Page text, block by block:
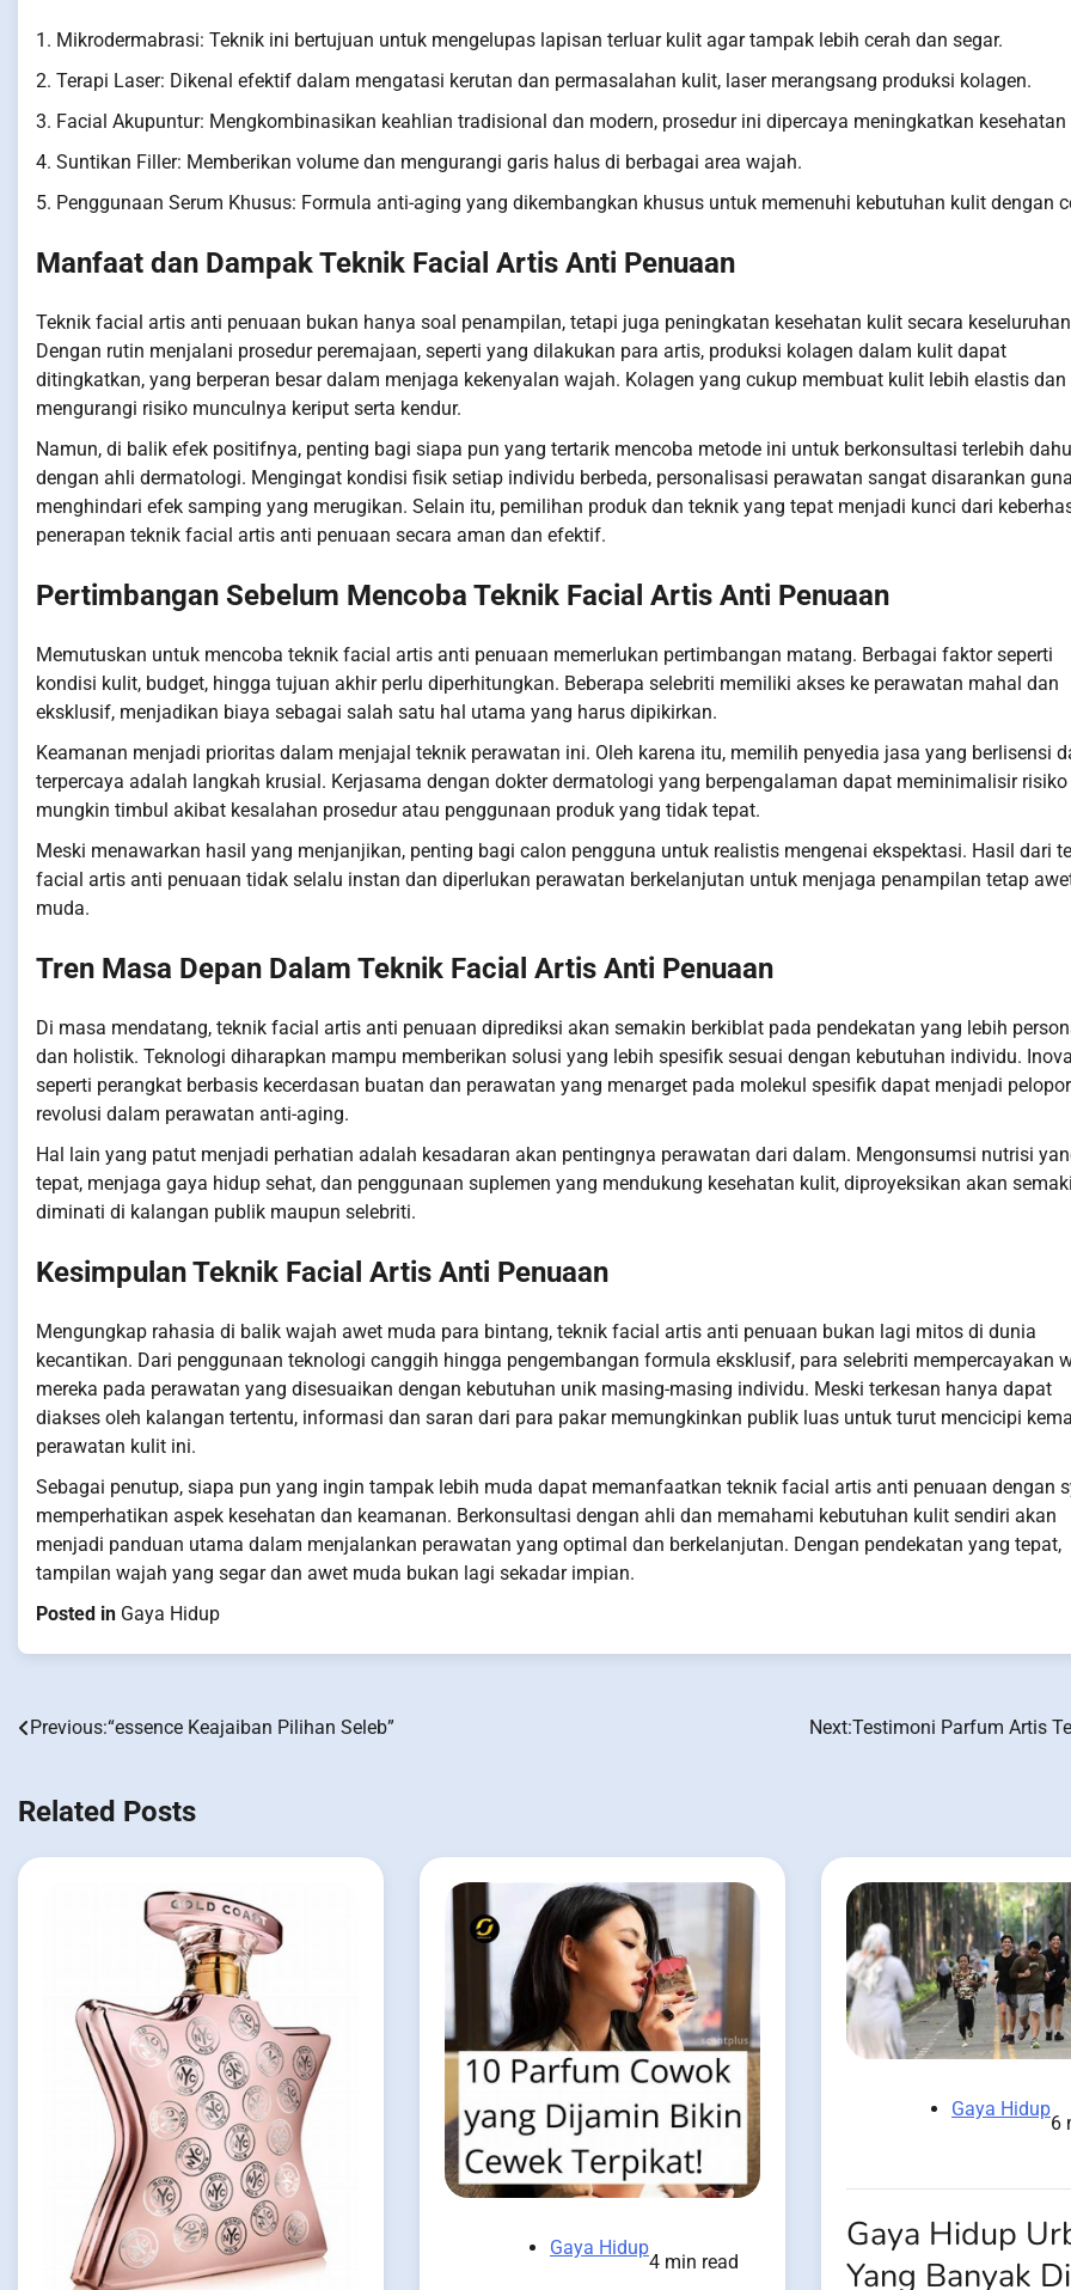
1. Mikrodermabrasi: Teknik ini bertujuan untuk mengelupas lapisan terluar kulit agar tampak lebih cerah dan segar.
2. Terapi Laser: Dikenal efektif dalam mengatasi kerutan dan permasalahan kulit, laser merangsang produksi kolagen.
3. Facial Akupuntur: Mengkombinasikan keahlian tradisional dan modern, prosedur ini dipercaya meningkatkan kesehatan
4. Suntikan Filler: Memberikan volume dan mengurangi garis halus di berbagai area wajah.
5. Penggunaan Serum Khusus: Formula anti-aging yang dikembangkan khusus untuk memenuhi kebutuhan kulit dengan
Manfaat dan Dampak Teknik Facial Artis Anti Penuaan
Teknik facial artis anti penuaan bukan hanya soal penampilan, tetapi juga peningkatan kesehatan kulit secara
Dengan rutin menjalani prosedur peremajaan, seperti yang dilakukan para artis, produksi kolagen dalam kulit dapat
ditingkatkan, yang berperan besar dalam menjaga kekenyalan wajah. Kolagen yang cukup membuat kulit lebih elastis dan
mengurangi risiko munculnya keriput serta kendur.
Namun, di balik efek positifnya, penting bagi siapa pun yang tertarik mencoba metode ini untuk berkonsultasi terlebih
dengan ahli dermatologi. Mengingat kondisi fisik setiap individu berbeda, personalisasi perawatan sangat disarankan guna
menghindari efek samping yang merugikan. Selain itu, pemilihan produk dan teknik yang tepat menjadi kunci dari
penerapan teknik facial artis anti penuaan secara aman dan efektif.
Pertimbangan Sebelum Mencoba Teknik Facial Artis Anti Penuaan
Memutuskan untuk mencoba teknik facial artis anti penuaan memerlukan pertimbangan matang. Berbagai faktor seperti
kondisi kulit, budget, hingga tujuan akhir perlu diperhitungkan. Beberapa selebriti memiliki akses ke perawatan mahal dan
eksklusif, menjadikan biaya sebagai salah satu hal utama yang harus dipikirkan.
Keamanan menjadi prioritas dalam menjajal teknik perawatan ini. Oleh karena itu, memilih penyedia jasa yang berlisensi
terpercaya adalah langkah krusial. Kerjasama dengan dokter dermatologi yang berpengalaman dapat meminimalisir risiko
mungkin timbul akibat kesalahan prosedur atau penggunaan produk yang tidak tepat.
Meski menawarkan hasil yang menjanjikan, penting bagi calon pengguna untuk realistis mengenai ekspektasi. Hasil dari
facial artis anti penuaan tidak selalu instan dan diperlukan perawatan berkelanjutan untuk menjaga penampilan tetap
muda.
Tren Masa Depan Dalam Teknik Facial Artis Anti Penuaan
Di masa mendatang, teknik facial artis anti penuaan diprediksi akan semakin berkiblat pada pendekatan yang lebih
dan holistik. Teknologi diharapkan mampu memberikan solusi yang lebih spesifik sesuai dengan kebutuhan individu.
seperti perangkat berbasis kecerdasan buatan dan perawatan yang menarget pada molekul spesifik dapat menjadi pelopor
revolusi dalam perawatan anti-aging.
Hal lain yang patut menjadi perhatian adalah kesadaran akan pentingnya perawatan dari dalam. Mengonsumsi nutrisi
tepat, menjaga gaya hidup sehat, dan penggunaan suplemen yang mendukung kesehatan kulit, diproyeksikan akan
diminati di kalangan publik maupun selebriti.
Kesimpulan Teknik Facial Artis Anti Penuaan
Mengungkap rahasia di balik wajah awet muda para bintang, teknik facial artis anti penuaan bukan lagi mitos di dunia
kecantikan. Dari penggunaan teknologi canggih hingga pengembangan formula eksklusif, para selebriti mempercayakan
mereka pada perawatan yang disesuaikan dengan kebutuhan unik masing-masing individu. Meski terkesan hanya dapat
diakses oleh kalangan tertentu, informasi dan saran dari para pakar memungkinkan publik luas untuk turut mencicipi
perawatan kulit ini.
Sebagai penutup, siapa pun yang ingin tampak lebih muda dapat memanfaatkan teknik facial artis anti penuaan dengan
memperhatikan aspek kesehatan dan keamanan. Berkonsultasi dengan ahli dan memahami kebutuhan kulit sendiri akan
menjadi panduan utama dalam menjalankan perawatan yang optimal dan berkelanjutan. Dengan pendekatan yang tepat,
tampilan wajah yang segar dan awet muda bukan lagi sekadar impian.
Posted in Gaya Hidup
Post
Previous:“essence Keajaiban Pilihan Seleb” Next:Testimoni Parfum Artis
Related Posts
Gaya Hidup
4 min read
Gaya Hidup
6
Gaya Hidup
Yang Banyak